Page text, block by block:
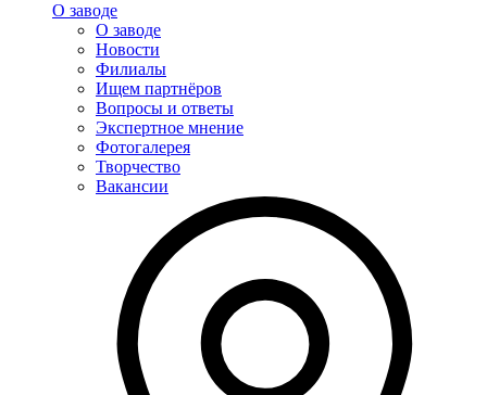
О заводе
О заводе
Новости
Филиалы
Ищем партнёров
Вопросы и ответы
Экспертное мнение
Фотогалерея
Творчество
Вакансии